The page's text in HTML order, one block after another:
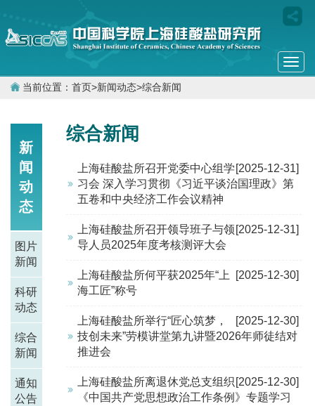
当前位置： 首页>新闻动态>综合新闻
新
闻
动
态
图片
新闻
科研
动态
综合
新闻
通知
公告
综合新闻
[2025-12-31]
上海硅酸盐所召开党委中心组学
习会 深入学习贯彻《习近平谈治国理政》第
五卷和中央经济工作会议精神
[2025-12-31]
上海硅酸盐所召开领导班子与领
导人员2025年度考核测评大会
[2025-12-30]
上海硅酸盐所何平获2025年“上
海工匠”称号
[2025-12-30]
上海硅酸盐所举行“匠心筑梦，
技创未来”劳模讲堂第九讲暨2026年师徒结对
推进会
[2025-12-30]
上海硅酸盐所离退休党总支组织
《中国共产党思想政治工作条例》专题学习